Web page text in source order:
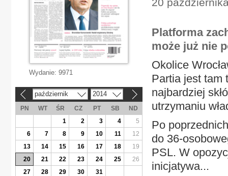
Platforma
może już nie
Okolice
Partia jest tam
najbardziej
utrzymaniu
Po
do 36-
PSL. W
inicjatywa...
Wydanie: 9971
październik 2014
PN WT ŚR CZ PT SB
ND
1
2 3 4
5
6
7 8 9 10 11
12
13
14 15 16 17 18
19
20
21 22 23 24 25
26
27
28 29 30 31